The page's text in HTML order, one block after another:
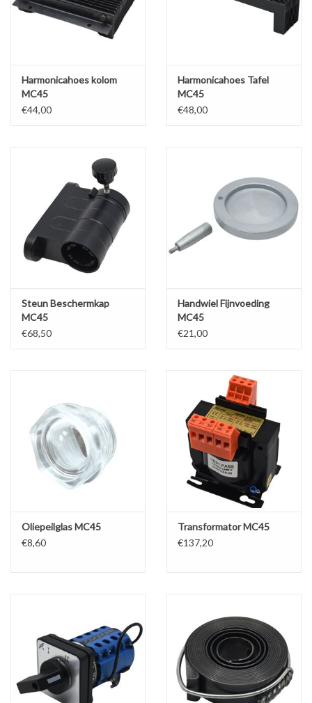
Harmonicahoes kolom
MC45
€44,00
Harmonicahoes Tafel
MC45
€48,00
Steun Beschermkap
MC45
€68,50
Handwiel Fijnvoeding
MC45
€21,00
Oliepeilglas MC45
€8,60
Transformator MC45
€137,20